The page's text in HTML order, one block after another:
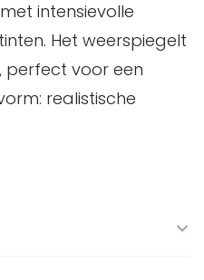
intensievolle
Het weerspiegelt
perfect voor een
realistische